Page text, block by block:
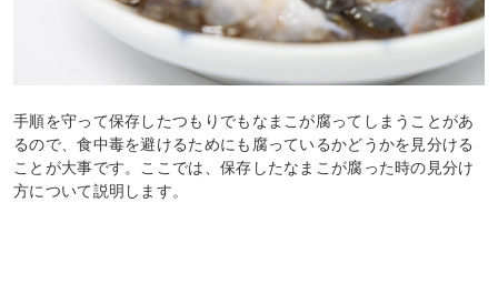
手順を守って保存したつもりでもなまこが腐ってしまうことがあ
るので、食中毒を避けるためにも腐っているかどうかを見分ける
ことが大事です。ここでは、保存したなまこが腐った時の見分け
方について説明します。